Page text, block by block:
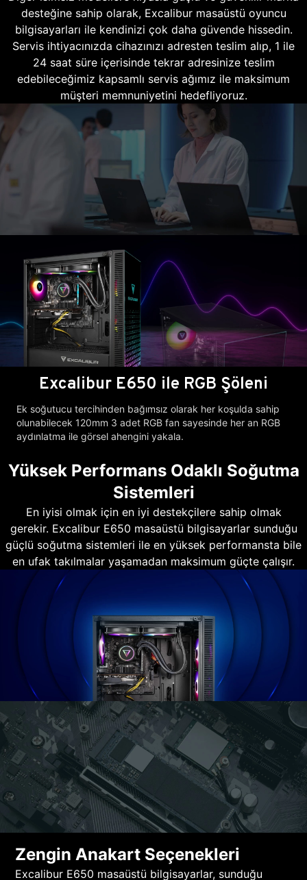
desteğine sahip olarak, Excalibur masaüstü oyuncu
bilgisayarları ile kendinizi çok daha güvende hissedin.
Servis ihtiyacınızda cihazınızı adresten teslim alıp, 1 ile
24 saat süre içerisinde tekrar adresinize teslim
edebileceğimiz kapsamlı servis ağımız ile maksimum
müşteri memnuniyetini hedefliyoruz.
Excalibur E650 ile RGB Şöleni
Ek soğutucu tercihinden bağımsız olarak her koşulda sahip
olunabilecek 120mm 3 adet RGB fan sayesinde her an RGB
aydınlatma ile görsel ahengini yakala.
Yüksek Performans Odaklı Soğutma
Sistemleri
En iyisi olmak için en iyi destekçilere sahip olmak
gerekir. Excalibur E650 masaüstü bilgisayarlar sunduğu
güçlü soğutma sistemleri ile en yüksek performansta bile
en ufak takılmalar yaşamadan maksimum güçte çalışır.
Zengin Anakart Seçenekleri
Excalibur E650 masaüstü bilgisayarlar, sunduğu